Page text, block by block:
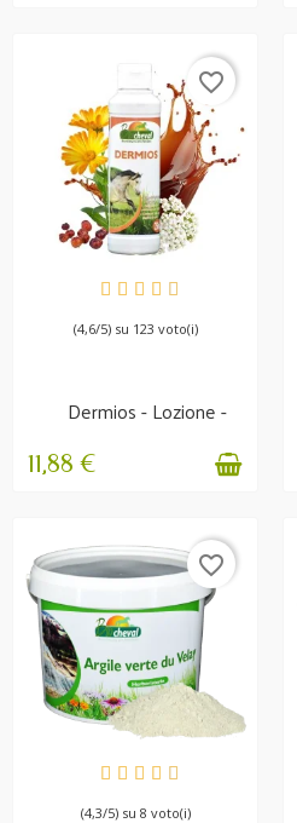
IN STOCK
favorite_border
(4,6/5) su 123 voto(i)
Dermios - Lozione -
Prurito e problemi...
11,88 €
DISPONIBILE
favorite_border
(4,3/5) su 8 voto(i)